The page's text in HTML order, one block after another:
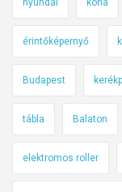
érintőképernyő
Budapest
tábla Balaton
elektromos roller